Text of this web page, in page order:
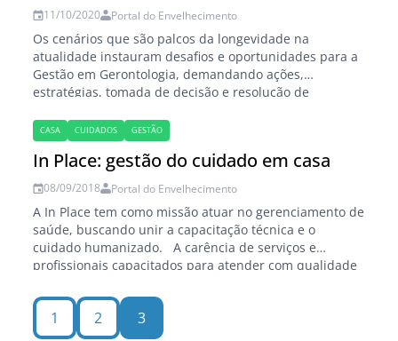
11/10/2020 Portal do Envelhecimento
Os cenários que são palcos da longevidade na
atualidade instauram desafios e oportunidades para a
Gestão em Gerontologia, demandando ações,
estratégias, tomada de decisão e resolução de
conhecimentos de diversas áreas da gestão. Em 2030 o
Brasil será o quinto país em população idosa no
mundo. O que exige uma preparação…
CASA CUIDADOS GESTÃO
In Place: gestão do cuidado em casa
08/09/2018 Portal do Envelhecimento
A In Place tem como missão atuar no gerenciamento de
saúde, buscando unir a capacitação técnica e o
cuidado humanizado. A carência de serviços e
profissionais capacitados para atender com qualidade
Place - Saúde em Casa, no Rio Grande do Sul. A
empresa foi criada…
1 2 3